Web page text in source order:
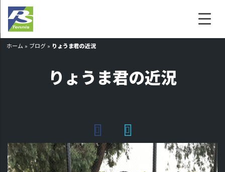
ホーム » ブログ » りょうま君の近況
りょうま君の近況